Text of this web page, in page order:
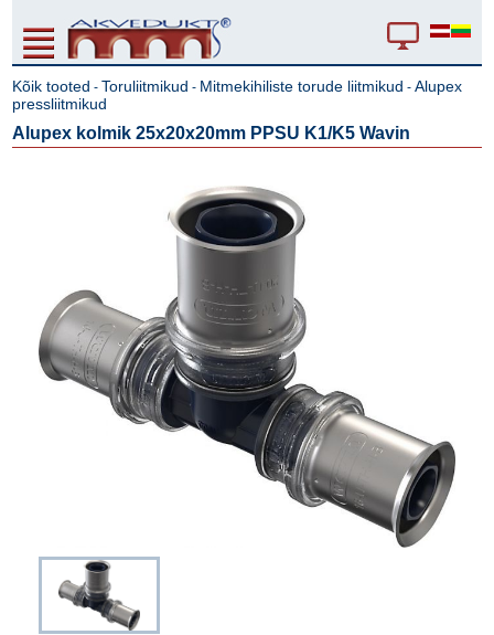
Kõik tooted - Toruliitmikud - Mitmekihiliste torude liitmikud -Alupex
pressliitmikud
Alupex kolmik 25x20x20mm PPSU K1/K5 Wavin